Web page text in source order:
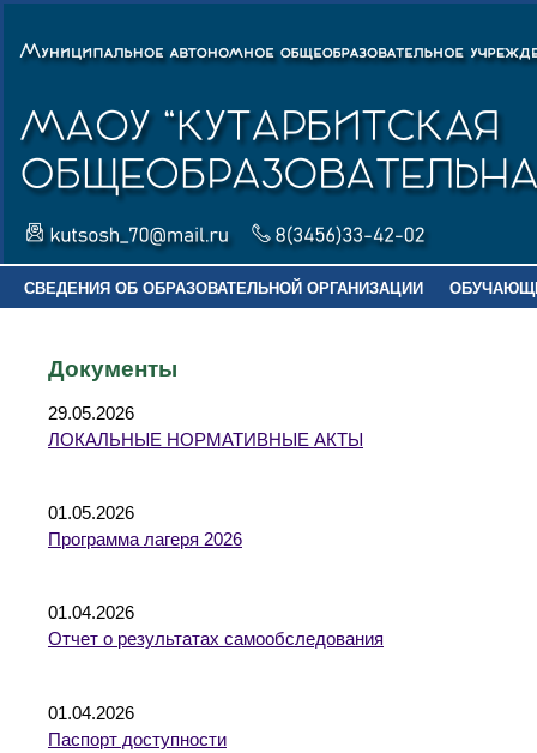
СВЕДЕНИЯ ОБ ОБРАЗОВАТЕЛЬНОЙ ОРГАНИЗАЦИИ
Документы
29.05.2026
ЛОКАЛЬНЫЕ НОРМАТИВНЫЕ АКТЫ
01.05.2026
Программа лагеря 2026
01.04.2026
Отчет о результатах самообследования
01.04.2026
Паспорт доступности